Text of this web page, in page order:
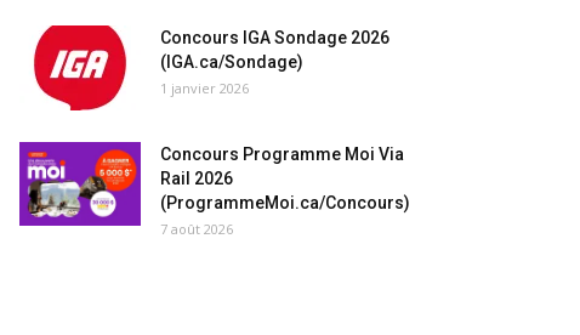
Concours IGA Sondage 2026
(IGA.ca/Sondage)
1 janvier 2026
Concours Programme Moi Via
Rail 2026
(ProgrammeMoi.ca/Concours)
7 août 2026